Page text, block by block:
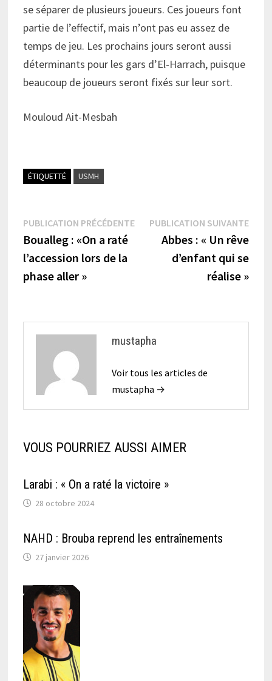
se séparer de plusieurs joueurs. Ces joueurs font
partie de l’effectif, mais n’ont pas eu assez de
temps de jeu. Les prochains jours seront aussi
déterminants pour les gars d’El-Harrach, puisque
beaucoup de joueurs seront fixés sur leur sort.
Mouloud Ait-Mesbah
ÉTIQUETTÉ USMH
Navigation
de
l’article
PUBLICATION PRÉCÉDENTEPublication
précédente :
Boualleg : «On a raté
l’accession lors de la
phase aller »
PUBLICATION SUIVANTE
Abbes : « Un rêve
d’enfant qui se
réalise »
mustapha
Voir tous les articles de
mustapha →
VOUS POURRIEZ AUSSI AIMER
Larabi : « On a raté la victoire »
28 octobre 2024
NAHD : Brouba reprend les entraînements
27 janvier 2026